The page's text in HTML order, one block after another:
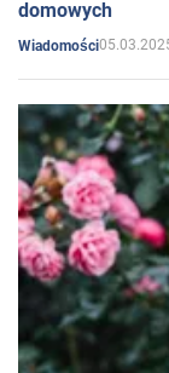
domowych
Wiadomości